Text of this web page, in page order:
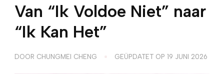
Van “Ik Voldoe Niet” naar
“Ik Kan Het”
DOOR CHUNGMEI CHENG GEÜPDATET OP 19 JUNI 2026